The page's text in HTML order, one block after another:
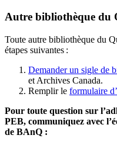
Autre bibliothèque du
Toute autre bibliothèque du
étapes suivantes :
Demander un sigle de
et Archives Canada.
Remplir le formulaire
Pour toute question sur
PEB, communiquez avec
de BAnQ :